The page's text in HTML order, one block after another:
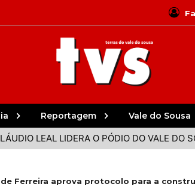
Reportagem Vale do Sousa
LEAL LIDERA O PÓDIO DO VALE DO SOUSA
de Ferreira aprova protocolo para a